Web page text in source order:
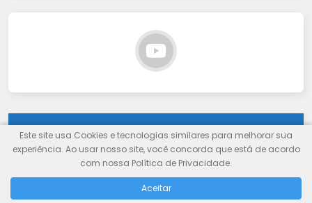
OFERTAS ESPECIAIS
Amazon Informática
Magalu VirtuOfertas
Este site usa Cookies e tecnologias similares para melhorar sua
experiência. Ao usar nosso site, você concorda que está de acordo
com nossa Política de Privacidade.
Aceitar